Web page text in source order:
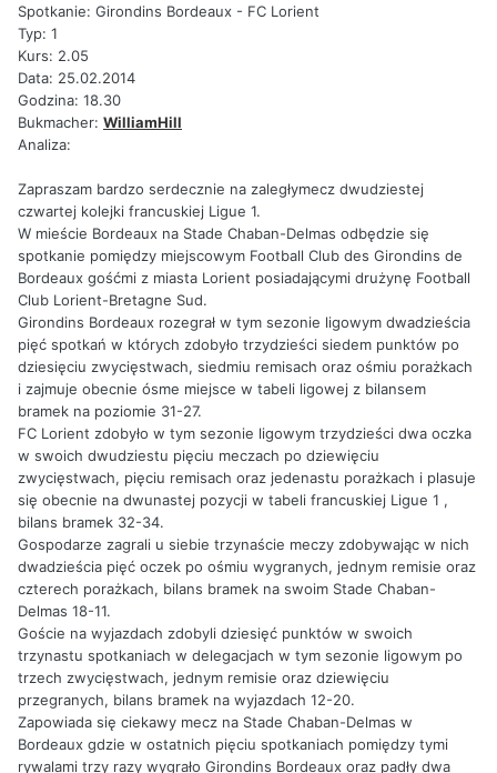
Spotkanie: Girondins Bordeaux - FC Lorient
Typ: 1
Kurs: 2.05
Data: 25.02.2014
Godzina: 18.30
Bukmacher: WilliamHill
Analiza:
Zapraszam bardzo serdecznie na zaległymecz dwudziestej
czwartej kolejki francuskiej Ligue 1.
W mieście Bordeaux na Stade Chaban-Delmas odbędzie się
spotkanie pomiędzy miejscowym Football Club des Girondins de
Bordeaux gośćmi z miasta Lorient posiadającymi drużynę Football
Club Lorient-Bretagne Sud.
Girondins Bordeaux rozegrał w tym sezonie ligowym dwadzieścia
pięć spotkań w których zdobyło trzydzieści siedem punktów po
dziesięciu zwycięstwach, siedmiu remisach oraz ośmiu porażkach
i zajmuje obecnie ósme miejsce w tabeli ligowej z bilansem
bramek na poziomie 31-27.
FC Lorient zdobyło w tym sezonie ligowym trzydzieści dwa oczka
w swoich dwudziestu pięciu meczach po dziewięciu
zwycięstwach, pięciu remisach oraz jedenastu porażkach i plasuje
się obecnie na dwunastej pozycji w tabeli francuskiej Ligue 1 ,
bilans bramek 32-34.
Gospodarze zagrali u siebie trzynaście meczy zdobywając w nich
dwadzieścia pięć oczek po ośmiu wygranych, jednym remisie oraz
czterech porażkach, bilans bramek na swoim Stade Chaban-
Delmas 18-11.
Goście na wyjazdach zdobyli dziesięć punktów w swoich
trzynastu spotkaniach w delegacjach w tym sezonie ligowym po
trzech zwycięstwach, jednym remisie oraz dziewięciu
przegranych, bilans bramek na wyjazdach 12-20.
Zapowiada się ciekawy mecz na Stade Chaban-Delmas w
Bordeaux gdzie w ostatnich pięciu spotkaniach pomiędzy tymi
rywalami trzy razy wygrało Girondins Bordeaux oraz padły dwa